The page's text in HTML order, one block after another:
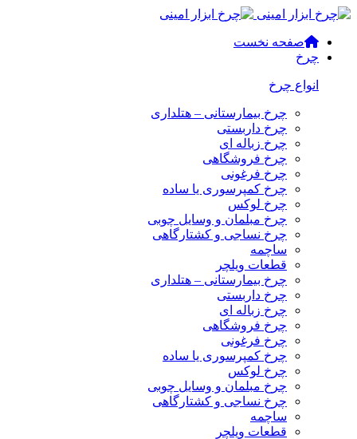
صفحه نخست
چرخ
انواع چرخ
چرخ بیمارستانی – هتلداری
چرخ داربستی
چرخ زباله ای
چرخ فروشگاهی
چرخ فرغونی
چرخ کمپرسوری یا ساده
چرخ لوکس
چرخ مبلمان و وسایل چوبی
چرخ نساجی و کشتارگاهی
ساچمه
قطعات ویلچر
چرخ بیمارستانی – هتلداری
چرخ داربستی
چرخ زباله ای
چرخ فروشگاهی
چرخ فرغونی
چرخ کمپرسوری یا ساده
چرخ لوکس
چرخ مبلمان و وسایل چوبی
چرخ نساجی و کشتارگاهی
ساچمه
قطعات ویلچر